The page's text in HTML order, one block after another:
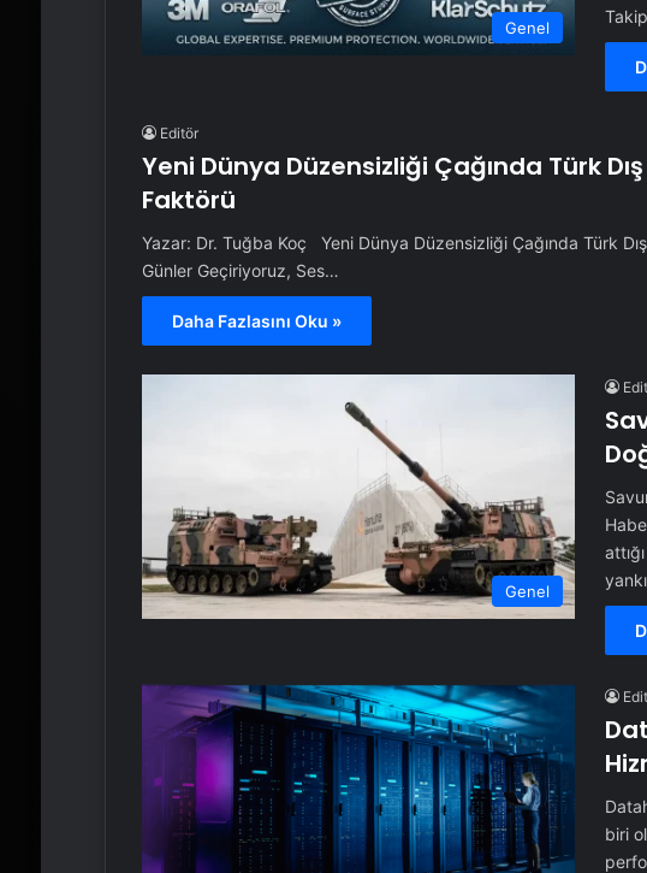
Genel
Editör
Yeni Dünya Düzensizliği Çağında Türk
Faktörü
Yazar: Dr. Tuğba Koç Yeni Dünya Düzensizliği Çağında Türk
Günler Geçiriyoruz, Ses…
Daha Fazlasını Oku »
Genel
biri